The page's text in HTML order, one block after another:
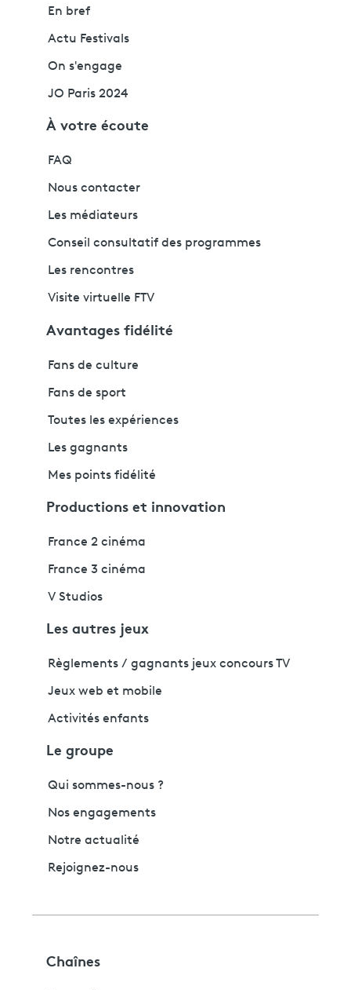
En bref
Actu Festivals
On s'engage
JO Paris 2024
À votre écoute
FAQ
Nous contacter
Les médiateurs
Conseil consultatif des programmes
Les rencontres
Visite virtuelle FTV
Avantages fidélité
Fans de culture
Fans de sport
Toutes les expériences
Les gagnants
Mes points fidélité
Productions et innovation
France 2 cinéma
France 3 cinéma
V Studios
Les autres jeux
Règlements / gagnants jeux concours TV
Jeux web et mobile
Activités enfants
Le groupe
Qui sommes-nous ?
Nos engagements
Notre actualité
Rejoignez-nous
Chaînes